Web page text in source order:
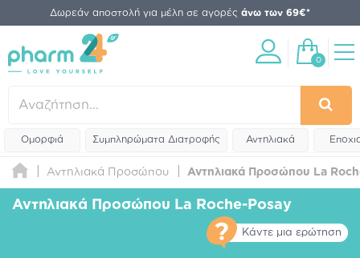
Δωρεάν αποστολή για μέλη σε αγορές άνω των 69€*
0
Ομορφιά Συμπληρώματα Διατροφής Αντηλιακά
Αντηλιακά Προσώπου Αντηλιακά Προσώπου La
Αντηλιακά Προσώπου La Roche-Posay
Κάντε μια ερώτηση